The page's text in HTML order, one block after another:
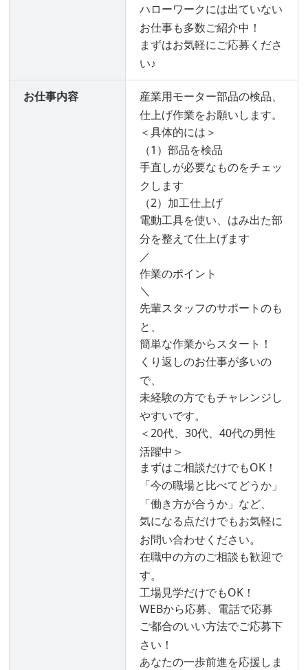
ハローワークには出ていない
お仕事も多数ご紹介中！
まずはお気軽にご応募くださ
い♪
お仕事内容
産業用モーター部品の検品、
仕上げ作業をお願いします。
＜具体的には＞
（1）部品を検品
手直しが必要なものをチェッ
クします
（2）加工仕上げ
電動工具を使い、はみ出た部
分を整えて仕上げます
／
作業のポイント
＼
先輩スタッフのサポートのも
と、
簡単な作業からスタート！
くり返しのお仕事が多いの
で、
未経験の方でもチャレンジし
やすいです。
＜20代、30代、40代の男性
活躍中＞
まずはご相談だけでもOK！
「今の職場と比べてどうか」
「働き方が合うか」など、
気になる点だけでもお気軽に
お問い合わせください。
在職中の方のご相談も歓迎で
す。
工場見学だけでもOK！
WEBから応募、電話で応募
ご都合のいい方法でご応募下
さい！
あなたの一歩前進を応援しま